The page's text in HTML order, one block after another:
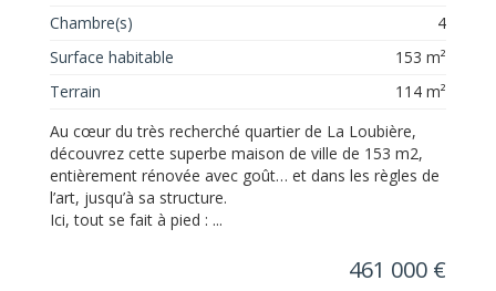
Chambre(s)
4
Surface habitable
153 m²
Terrain
114 m²
Au cœur du très recherché quartier de La Loubière,
découvrez cette superbe maison de ville de 153 m2,
entièrement rénovée avec goût… et dans les règles de
l’art, jusqu’à sa structure.
Ici, tout se fait à pied : ...
461 000 €